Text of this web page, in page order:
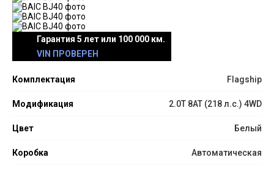
Гарантия 5 лет или 100 000 км.
VIN ПРОВЕРЕН
Комплектация Flagship
Модификация 2.0T 8AT (218 л.с.) 4WD
Цвет Белый
Коробка Автоматическая